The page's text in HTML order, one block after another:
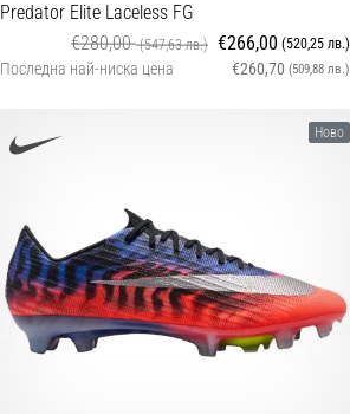
Predator Elite Laceless FG
€280,00(547,63 лв.) €266,00 (520,25 лв.)
Последна най-ниска цена €260,70 (509,88 лв.)
Ново